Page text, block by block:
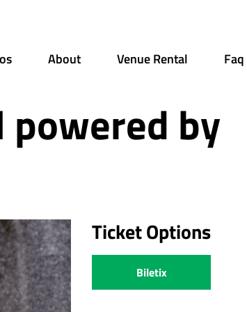
About Venue Rental Faq
powered by
Ticket Options
Biletix